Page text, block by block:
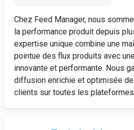
Chez Feed Manager, nous
la performance produit depuis
expertise unique combine une
pointue des flux produits avec
innovante et performante. Nous
diffusion enrichie et optimisée
clients sur toutes les